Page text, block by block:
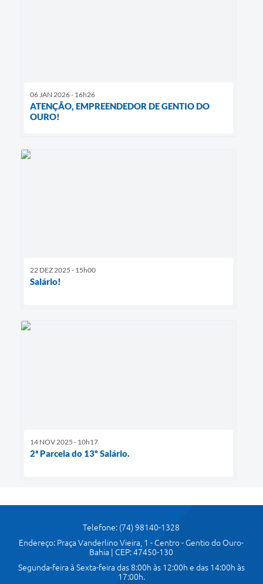
06 JAN 2026 - 16h26
ATENÇÃO, EMPREENDEDOR DE GENTIO DO
OURO!
22 DEZ 2025 - 15h00
Salário!
14 NOV 2025 - 10h17
2ª Parcela do 13º Salário.
Telefone: (74) 98140-1328
Endereço: Praça Vanderlino Vieira, 1 - Centro - Gentio do Ouro-
Bahia | CEP: 47450-130
Segunda-feira à Sexta-feira das 8:00h às 12:00h e das 14:00h às
17:00h.